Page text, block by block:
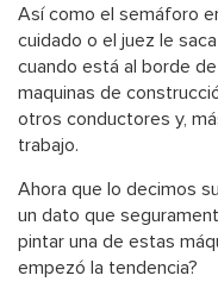
Así como el semáforo
cuidado o el juez le
cuando está al borde
maquinas de
otros conductores y,
trabajo.
Ahora que lo decimos
un dato que
pintar una de estas
empezó la tendencia?